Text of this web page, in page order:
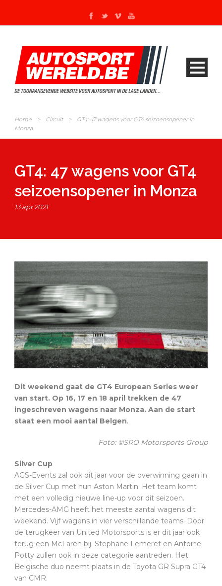
Home > Circuit >
GT4: 47 wagens voor GT4 seizoensopener in
Monza
GT4: 47 wagens voor GT4
seizoensopener in Monza
13 apr 2021
Dit weekend gaat de GT4 European Series weer
van start. Op 16, 17 en 18 april trekken de 47
ingeschreven wagens naar Monza. Aan de start
staat een mooi aantal Belgen.
Foto: ©SRO Motorsports Group
Silver Cup
AGS-Events zal ook dit jaar voor de overwinning gaan in
de Silver Cup met hun Aston Martin. Het team komt
met een volledig nieuwe line-up voor dit seizoen.
Mercedes-AMG heeft het meeste aantal wagens dit
weekend. Vijf wagens in vier verschillende teams. Door
de terugkeer van United Motorsports is er dit jaar ook
terug een McLaren bij. Stephane Lemeret en Antoine
Potty zullen ook in deze categorie aantreden. Het
Belgische duo neemt plaats in de Toyota GR Supra GT4
van CMR.